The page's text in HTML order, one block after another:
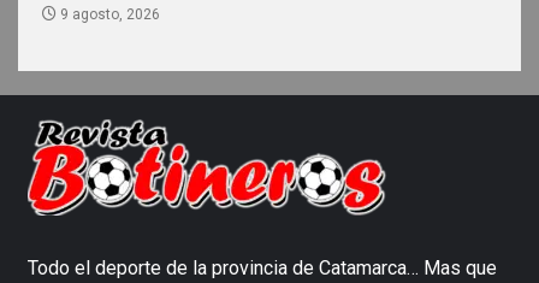
9 agosto, 2026
Todo el deporte de la provincia de Catamarca… Mas que